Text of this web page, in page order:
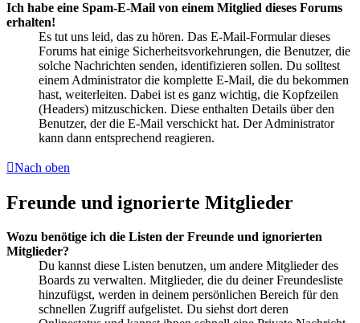
Ich habe eine Spam-E-Mail von einem Mitglied dieses Forums
erhalten!
Es tut uns leid, das zu hören. Das E-Mail-Formular dieses
Forums hat einige Sicherheitsvorkehrungen, die Benutzer, die
solche Nachrichten senden, identifizieren sollen. Du solltest
einem Administrator die komplette E-Mail, die du bekommen
hast, weiterleiten. Dabei ist es ganz wichtig, die Kopfzeilen
(Headers) mitzuschicken. Diese enthalten Details über den
Benutzer, der die E-Mail verschickt hat. Der Administrator
kann dann entsprechend reagieren.
Nach oben
Freunde und ignorierte Mitglieder
Wozu benötige ich die Listen der Freunde und ignorierten
Mitglieder?
Du kannst diese Listen benutzen, um andere Mitglieder des
Boards zu verwalten. Mitglieder, die du deiner Freundesliste
hinzufügst, werden in deinem persönlichen Bereich für den
schnellen Zugriff aufgelistet. Du siehst dort deren